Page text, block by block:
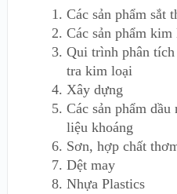
Các sản phẩm sắt
Các sản phẩm kim
Qui trình phân
tra kim loại
Xây dựng
Các sản phẩm
liệu khoáng
Sơn, hợp chất
Dệt may
Nhựa Plastics